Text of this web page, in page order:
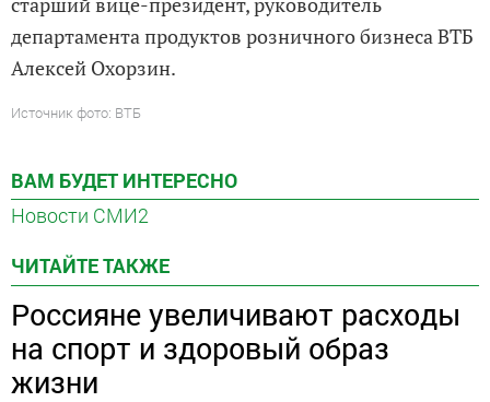
департамента продуктов розничного бизнеса ВТБ
Алексей Охорзин.
Источник фото: ВТБ
ВАМ БУДЕТ ИНТЕРЕСНО
Новости СМИ2
ЧИТАЙТЕ ТАКЖЕ
Россияне увеличивают расходы
на спорт и здоровый образ
жизни